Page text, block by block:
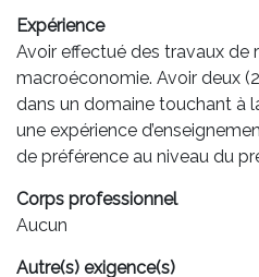
Expérience
Avoir effectué des travaux de
macroéconomie. Avoir deux
dans un domaine touchant à
une expérience
de préférence au niveau du
Corps professionnel
Aucun
Autre(s) exigence(s)